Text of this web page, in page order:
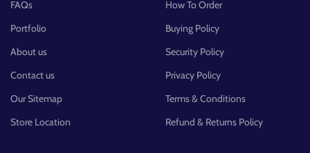
FAQs
Portfolio
About us
Contact us
Our Sitemap
Store Location
How To Order
Buying Policy
Security Policy
Privacy Policy
Terms & Conditions
Refund & Returns Policy